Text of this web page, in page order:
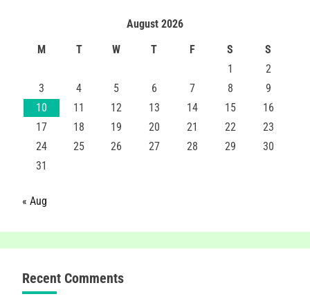
August 2026
M
T W T F S
S
1
2
3
4 5 6 7 8
9
10
11 12 13 14 15
16
17
18 19 20 21 22
23
24
25 26 27 28 29
30
31
« Aug
Recent Comments